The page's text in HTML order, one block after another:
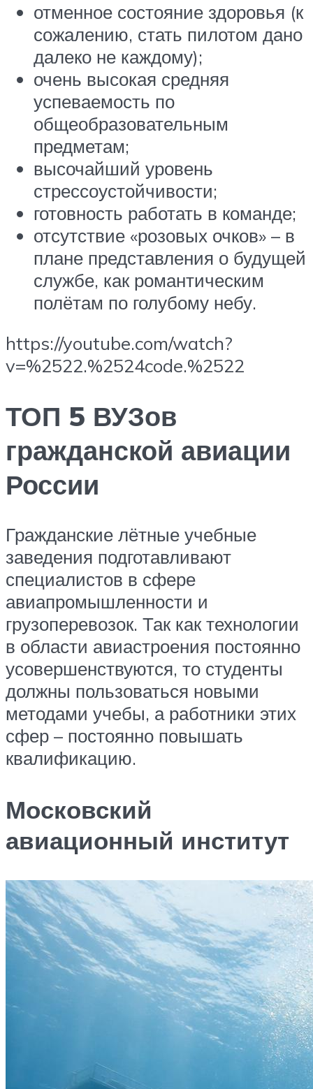
отменное состояние здоровья (к
сожалению, стать пилотом дано
далеко не каждому);
очень высокая средняя
успеваемость по
общеобразовательным
предметам;
высочайший уровень
стрессоустойчивости;
готовность работать в команде;
отсутствие «розовых очков» – в
плане представления о будущей
службе, как романтическим
полётам по голубому небу.
https://youtube.com/watch?
v=%2522.%2524code.%2522
ТОП 5 ВУЗов
гражданской авиации
России
Гражданские лётные учебные
заведения подготавливают
специалистов в сфере
авиапромышленности и
грузоперевозок. Так как технологии
в области авиастроения постоянно
усовершенствуются, то студенты
должны пользоваться новыми
методами учебы, а работники этих
сфер – постоянно повышать
квалификацию.
Московский
авиационный институт